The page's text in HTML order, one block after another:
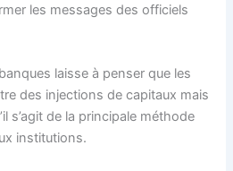
les messages des officiels
laisse à penser que les
des injections de capitaux mais
s’agit de la principale méthode
institutions.